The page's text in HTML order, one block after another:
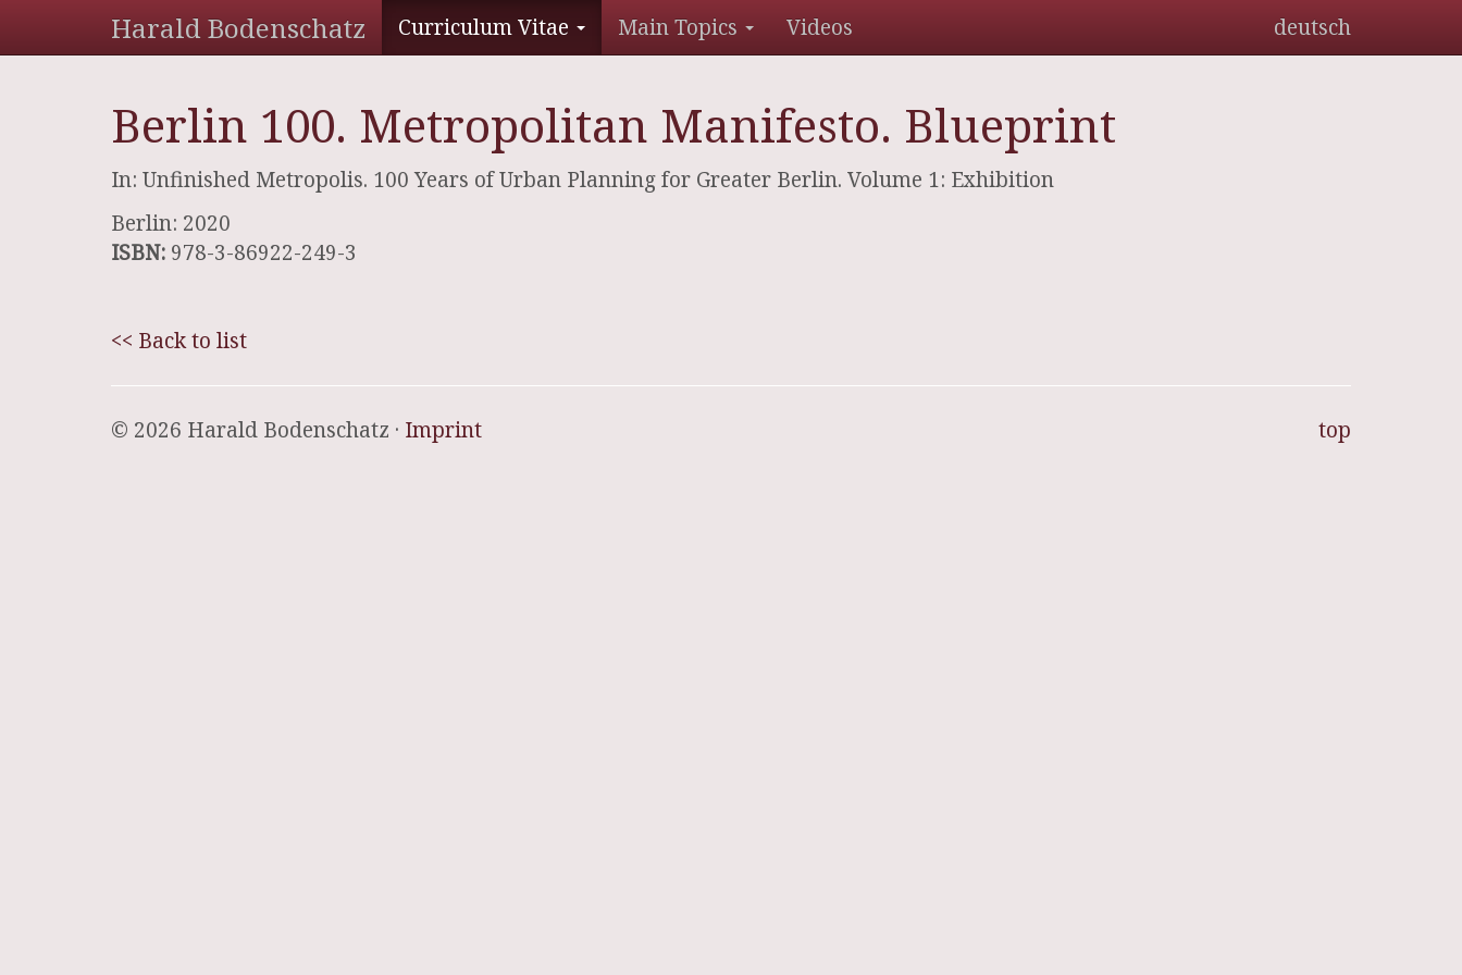
Harald Bodenschatz Curriculum Vitae Main Topics Videos deutsch
Berlin 100. Metropolitan Manifesto. Blueprint
In: Unfinished Metropolis. 100 Years of Urban Planning for Greater Berlin. Volume 1: Exhibition
Berlin: 2020
ISBN: 978-3-86922-249-3
<< Back to list
top
© 2026 Harald Bodenschatz · Imprint